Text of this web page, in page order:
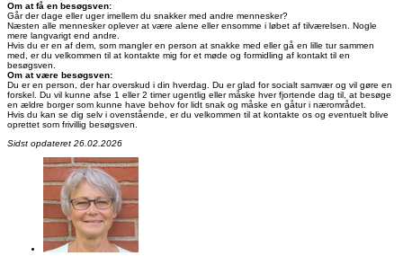
Om at få en besøgsven:
Går der dage eller uger imellem du snakker med andre mennesker?
Næsten alle mennesker oplever at være alene eller ensomme i løbet af tilværelsen. Nogle
mere langvarigt end andre.
Hvis du er en af dem, som mangler en person at snakke med eller gå en lille tur sammen
med, er du velkommen til at kontakte mig for et møde og formidling af kontakt til en
besøgsven.
Om at være besøgsven:
Du er en person, der har overskud i din hverdag. Du er glad for socialt samvær og vil gøre en
forskel. Du vil kunne afse 1 eller 2 timer ugentlig eller måske hver fjortende dag til, at besøge
en ældre borger som kunne have behov for lidt snak og måske en gåtur i nærområdet.
Hvis du kan se dig selv i ovenstående, er du velkommen til at kontakte os og eventuelt blive
oprettet som frivillig besøgsven.
Sidst opdateret 26.02.2026